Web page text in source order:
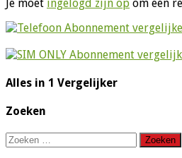
Je moet ingelogd zijn op om een
Alles in 1 Vergelijker
Zoeken
Zoeken